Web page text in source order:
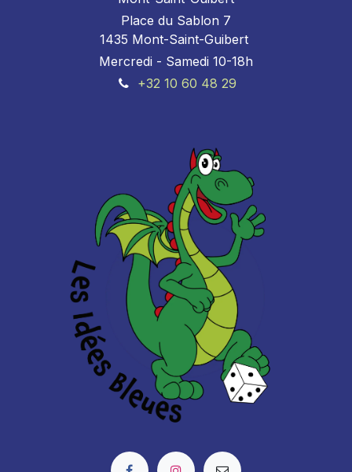
Place du Sablon 7
1435 Mont-Saint-Guibert
Mercredi - Samedi 10-18h
+32 10 60 48 29